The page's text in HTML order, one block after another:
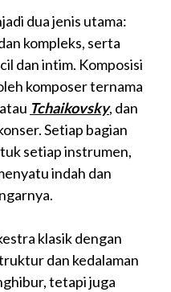
dua jenis utama:
kompleks, serta
dan intim. Komposisi
komposer ternama
Tchaikovsky, dan
Setiap bagian
setiap instrumen,
indah dan
klasik dengan
dan kedalaman
tetapi juga